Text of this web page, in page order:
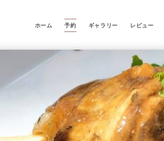
ホーム 予約 ギャラリー レビュー